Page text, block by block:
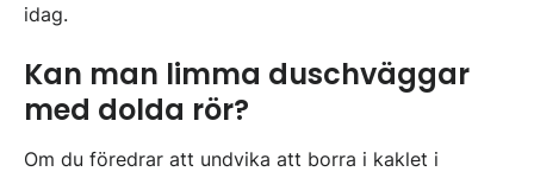
idag.
Kan man limma duschväggar
med dolda rör?
Om du föredrar att undvika att borra i kaklet i